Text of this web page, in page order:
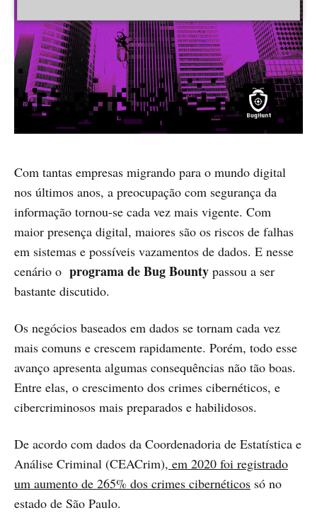
Com tantas empresas migrando para o mundo digital
nos últimos anos, a preocupação com segurança da
informação tornou-se cada vez mais vigente. Com
maior presença digital, maiores são os riscos de falhas
em sistemas e possíveis vazamentos de dados. E nesse
cenário o programa de Bug Bounty passou a ser
bastante discutido.
Os negócios baseados em dados se tornam cada vez
mais comuns e crescem rapidamente. Porém, todo esse
avanço apresenta algumas consequências não tão boas.
Entre elas, o crescimento dos crimes cibernéticos, e
cibercriminosos mais preparados e habilidosos.
De acordo com dados da Coordenadoria de Estatística e
Análise Criminal (CEACrim), em 2020 foi registrado
um aumento de 265% dos crimes cibernéticos só no
estado de São Paulo.